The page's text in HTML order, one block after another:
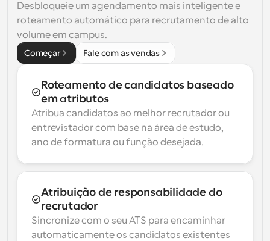
Desbloqueie um agendamento mais inteligente e
roteamento automático para recrutamento de alto
volume em campus.
Começar Fale com as vendas
Roteamento de candidatos baseado
em atributos
Atribua candidatos ao melhor recrutador ou
entrevistador com base na área de estudo,
ano de formatura ou função desejada.
Atribuição de responsabilidade do
recrutador
Sincronize com o seu ATS para encaminhar
automaticamente os candidatos existentes